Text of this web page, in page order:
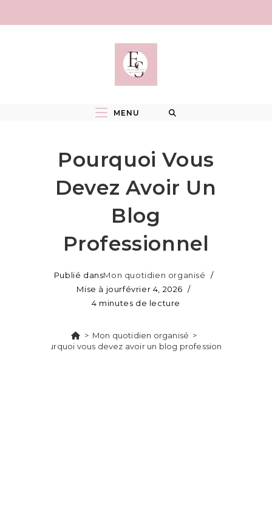
MENU
Pourquoi Vous
Devez Avoir Un
Blog
Professionnel
Publié dansMon quotidien organisé
Mise à jourfévrier 4, 2026
4 minutes de lecture
> Mon quotidien organisé >
Pourquoi vous devez avoir un blog professionnel